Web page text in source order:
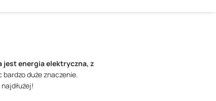
jest energia elektryczna, z
duże znaczenie.